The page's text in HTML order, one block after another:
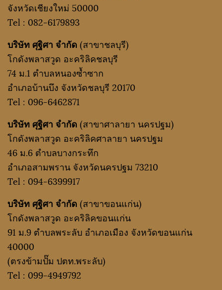
จังหวัดเชียงใหม่ 50000
Tel : 082-6179893
บริษัท ศุฐิศา จำกัด (สาขาชลบุรี)
โกดังพลาสวูด อะคริลิคชลบุรี
74 ม.1 ตำบลหนองซ้ำซาก
อำเภอบ้านบึง จังหวัดชลบุรี 20170
Tel : 096-6462871
บริษัท ศุฐิศา จำกัด (สาขาศาลายา นครปฐม)
โกดังพลาสวูด อะคริลิคศาลายา นครปฐม
46 ม.6 ตำบลบางกระทึก
อำเภอสามพราน จังหวัดนครปฐม 73210
Tel : 094-6399917
บริษัท ศุฐิศา จำกัด (สาขาขอนแก่น)
โกดังพลาสวูด อะคริลิคขอนแก่น
91 ม.9 ตำบลพระลับ อำเภอเมือง จังหวัดขอนแก่น
40000
(ตรงข้ามปั๊ม ปตท.พระลับ)
Tel : 099-4949792